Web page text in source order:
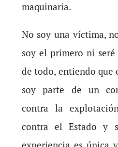
maquinaria.
No soy una víctima,
soy el primero ni
de todo, entiendo que
soy parte de un
contra la
contra el Estado y